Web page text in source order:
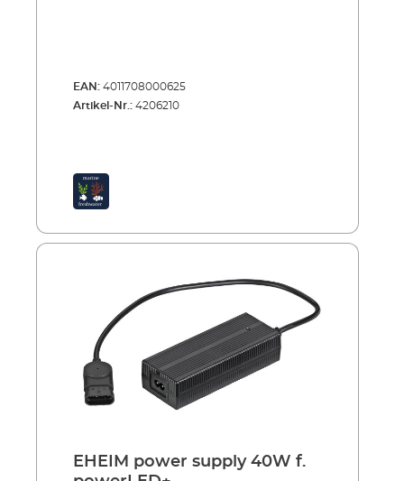
EAN: 4011708000625
Artikel-Nr.: 4206210
EHEIM power supply 40W f.